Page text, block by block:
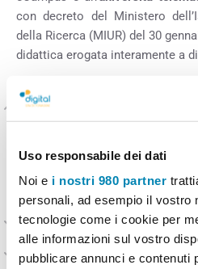
Uso responsabile dei dati
Noi e i nostri 980 partner
personali, ad esempio il vostro
tecnologie come i cookie per
alle informazioni sul vostro
pubblicare annunci e contenuti
con decreto del Ministero
della Ricerca (MIUR) del 30
didattica erogata interamente a
Destinatari
Il corso di perfezionamento è
ogni ordine e grado che
competenze nell’ambito delle
tramite strumenti tecnologici.
Requisiti di ammissione
Obiettivi